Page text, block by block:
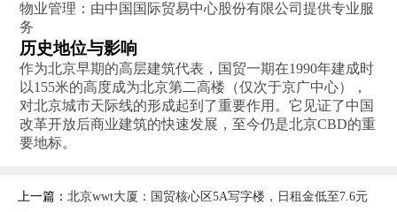
物业管理‌：由中国国际贸易中心股份有限公司提供专业服
务‌
历史地位与影响
作为北京早期的高层建筑代表，国贸一期在1990年建成时
以155米的高度成为北京第二高楼（仅次于京广中心），
对北京城市天际线的形成起到了重要作用。它见证了中国
改革开放后商业建筑的快速发展，至今仍是北京CBD的重
要地标‌。
上一篇： 北京wwt大厦：国贸核心区5A写字楼，日租金低至7.6元